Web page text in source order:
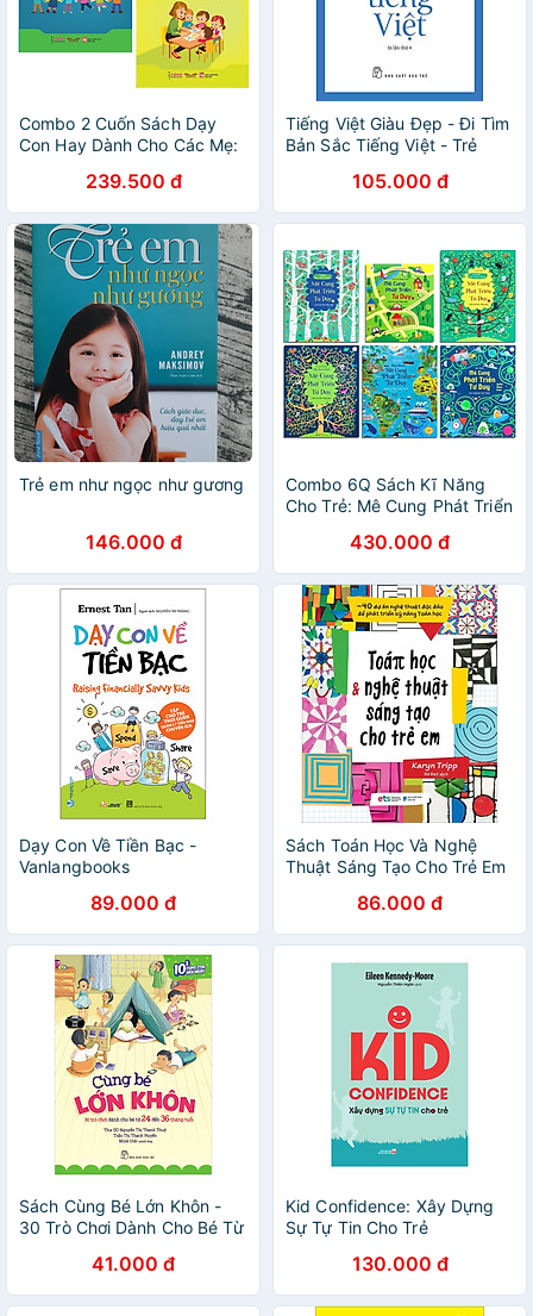
Combo 2 Cuốn Sách Dạy
Con Hay Dành Cho Các Mẹ:
Tích Cực Trong Lớp Học /
Sách Kiến Thức - Kỹ Năng
Cho Trẻ (Tặng Poster An
Toàn Cho Con Yêu)
239.500 đ
Tiếng Việt Giàu Đẹp - Đi Tìm
Bản Sắc Tiếng Việt - Trẻ
105.000 đ
Trẻ em như ngọc như gương
146.000 đ
Combo 6Q Sách Kĩ Năng
Cho Trẻ: Mê Cung Phát Triển
430.000 đ
Dạy Con Về Tiền Bạc -
Vanlangbooks
89.000 đ
Sách Toán Học Và Nghệ
Thuật Sáng Tạo Cho Trẻ Em
86.000 đ
Sách Cùng Bé Lớn Khôn -
30 Trò Chơi Dành Cho Bé Từ
41.000 đ
Kid Confidence: Xây Dựng
Sự Tự Tin Cho Trẻ
130.000 đ